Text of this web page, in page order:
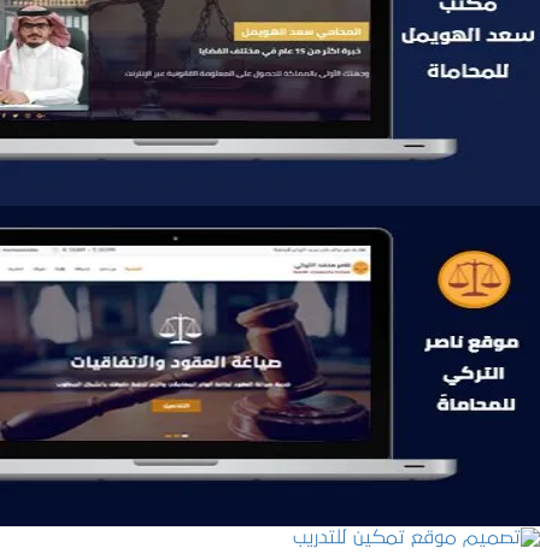
موقع سعد الهويمل للمحاماة
التفاصيل
موقع ناصر التركي للمحاماة
التفاصيل